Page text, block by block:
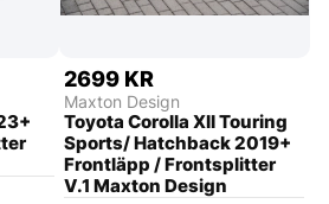
2699 KR
Maxton Design
Toyota Corolla XII Touring
Sports/ Hatchback 2019+
Frontläpp / Frontsplitter
V.1 Maxton Design